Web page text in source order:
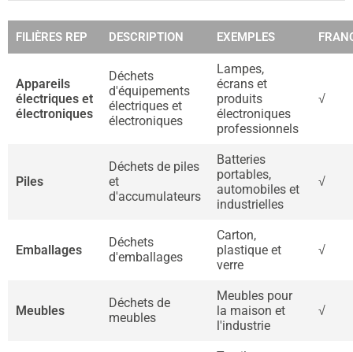
FILIÈRES REP DESCRIPTION EXEMPLES
Appareils
électriques et
électroniques
Déchets
d'équipements
électriques et
électroniques
Lampes,
écrans et
produits
électroniques
professionnels
√
Piles
Déchets de piles
et
d'accumulateurs
Batteries
portables,
automobiles et
industrielles
√
Emballages
Déchets
d'emballages
Carton,
plastique et
verre
√
Meubles
Déchets de
meubles
Meubles pour
la maison et
l'industrie
√